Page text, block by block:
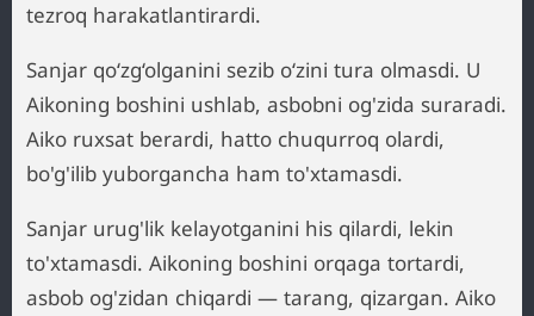
tezroq harakatlantirardi.
Sanjar qo‘zg‘olganini sezib o‘zini tura olmasdi. U
Aikoning boshini ushlab, asbobni og'zida suraradi.
Aiko ruxsat berardi, hatto chuqurroq olardi,
bo'g'ilib yuborgancha ham to'xtamasdi.
Sanjar urug'lik kelayotganini his qilardi, lekin
to'xtamasdi. Aikoning boshini orqaga tortardi,
asbob og'zidan chiqardi — tarang, qizargan. Aiko